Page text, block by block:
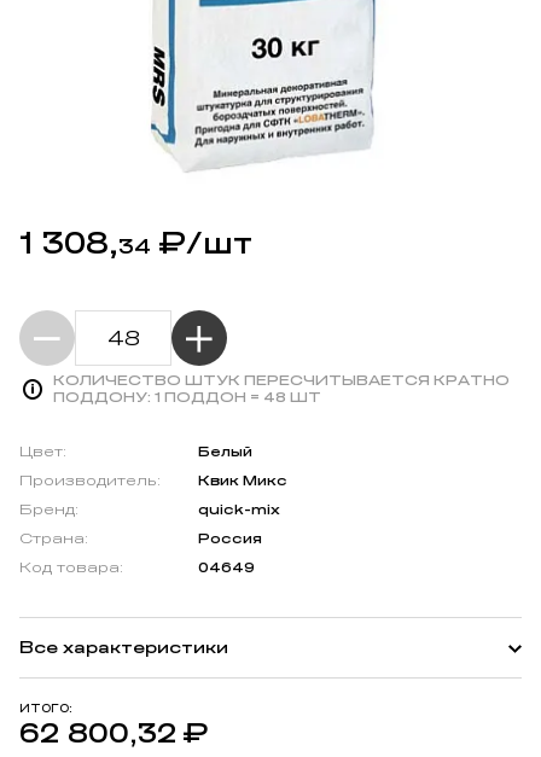
1 308,34 ₽/шт
КОЛИЧЕСТВО ШТУК ПЕРЕСЧИТЫВАЕТСЯ КРАТНО
ПОДДОНУ: 1 ПОДДОН = 48 ШТ
ИТОГО:
62 800,32 ₽
Цвет:
Белый
Производитель:
Квик Микс
Бренд:
quick-mix
Страна:
Россия
Код товара:
04649
Все характеристики